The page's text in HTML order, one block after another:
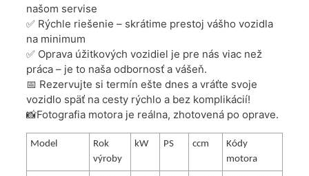
našom servise
✅ Rýchle riešenie – skrátime prestoj vášho vozidla
na minimum
✅ Oprava úžitkových vozidiel je pre nás viac než
práca – je to naša odbornosť a vášeň.
📅 Rezervujte si termín ešte dnes a vráťte svoje
vozidlo späť na cesty rýchlo a bez komplikácií!
📸Fotografia motora je reálna, zhotovená po oprave.
Model
Rok
výroby
kW PS ccm
Kódy
motora